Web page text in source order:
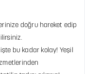
doğru hareket edip
bu kadar kolay! Yeşil